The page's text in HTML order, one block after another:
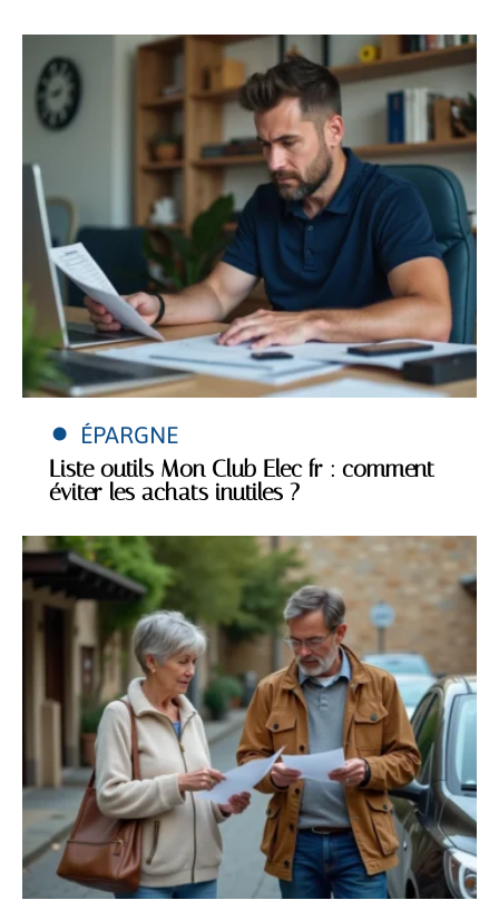
ÉPARGNE
Liste outils Mon Club Elec fr : comment
éviter les achats inutiles ?